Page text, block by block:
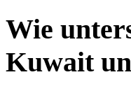
Wie
Kuwait